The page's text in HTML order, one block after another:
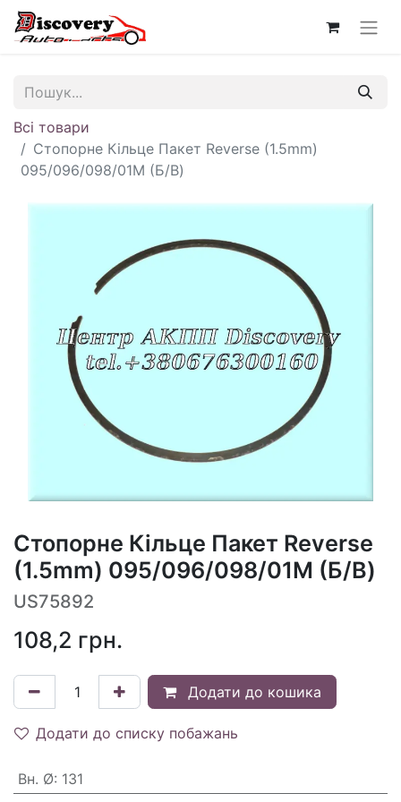
Всі товари
Стопорне Кільце Пакет Reverse (1.5mm)
095/096/098/01M (Б/В)
Стопорне Кільце Пакет Reverse
(1.5mm) 095/096/098/01M (Б/В)
US75892
108,2 грн.
Додати до кошика
Додати до списку побажань
Вн. Ø: 131